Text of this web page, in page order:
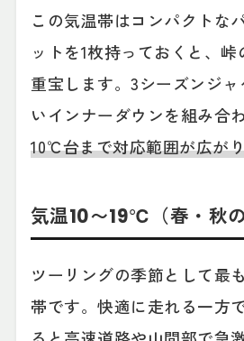
この気温帯はコンパクトな
ットを1枚持っておくと、
重宝します。3シーズンジ
いインナーダウンを組み合
10℃台まで対応範囲が広が
気温10〜19℃（春・秋の
ツーリングの季節として最
帯です。快適に走れる一方で